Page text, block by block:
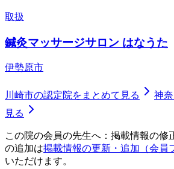
取扱
鍼灸マッサージサロン はなうた
伊勢原市
川崎市の認定院をまとめて見る 神
見る
この院の会員の先生へ：掲載情報の修
の追加は掲載情報の更新・追加（会員
いただけます。